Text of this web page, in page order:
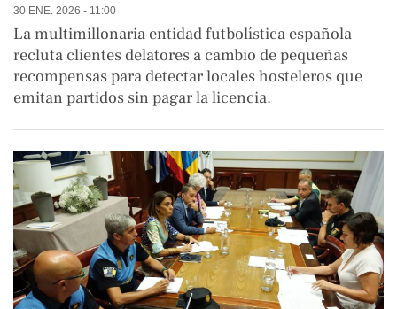
30 ENE. 2026 - 11:00
La multimillonaria entidad futbolística española
recluta clientes delatores a cambio de pequeñas
recompensas para detectar locales hosteleros que
emitan partidos sin pagar la licencia.